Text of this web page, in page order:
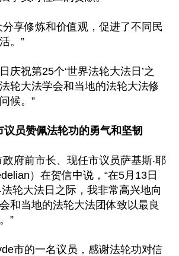
分享修炼和价值观，促进了不同民
。”
庆祝第25个‘世界法轮大法日’之
轮大法学会和当地的法轮大法修
候。”
员赞佩法轮功的勇气和坚韧
府前市长、现任市议员萨基斯‧耶
）在贺信中说，“在5月13日
轮大法日之际，我非常高兴地向
和当地的法轮大法团体致以最良
”
市的一名议员，感谢法轮功对信